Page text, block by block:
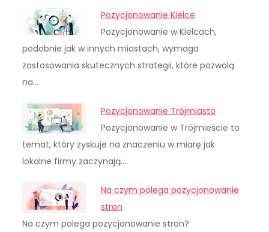
Pozycjonowanie Kielce
Pozycjonowanie w Kielcach,
podobnie jak w innych miastach, wymaga
zastosowania skutecznych strategii, które pozwolą
na…
Pozycjonowanie Trójmiasto
Pozycjonowanie w Trójmieście to
temat, który zyskuje na znaczeniu w miarę jak
lokalne firmy zaczynają…
Na czym polega pozycjonowanie
stron
Na czym polega pozycjonowanie stron?